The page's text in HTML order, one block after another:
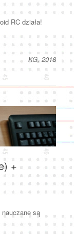
RC działa!
KG, 2018
+
są